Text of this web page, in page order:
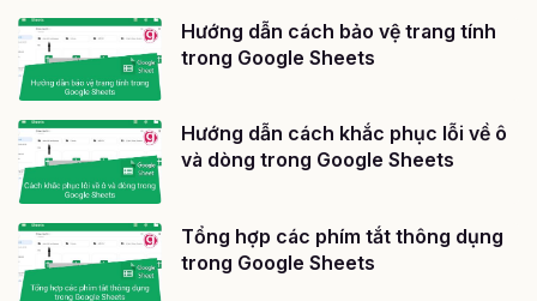
Hướng dẫn cách bảo vệ trang tính
trong Google Sheets
Hướng dẫn cách khắc phục lỗi về ô
và dòng trong Google Sheets
Tổng hợp các phím tắt thông dụng
trong Google Sheets